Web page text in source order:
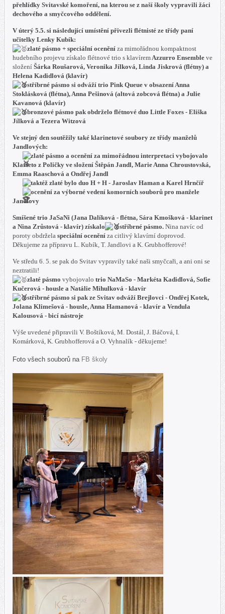
přehlídky Svitavské komoření, na kterou se z naší školy vypravili žáci
dechového a smyčcového oddělení.
V úterý 5.5. si následující umístění přivezli flétnisté ze třídy paní
učitelky Lenky Kubík:
zlaté pásmo + speciální ocenění za mimořádnou kompaktnost
hudebního projevu získalo flétnové trio s klavírem Azzurro Ensemble ve
složení Šárka Roušarová, Veronika Jílková, Linda Jiskrová (flétny) a
Helena Kadidlová (klavír)
stříbrné pásmo si odváží trio Pink Queue v obsazení Anna
Stoklásková (flétna), Anna Pešinová (altová zobcová flétna) a Julie
Kavanová (klavír)
bronzové pásmo pak obdrželo flétnové duo Little Foxes - Eliška
Jílková a Tezera Witzová
Ve stejný den soutěžily také klarinetové soubory ze třídy manželů
Jandlových:
zlaté pásmo a ocenění za mimořádnou interpretaci vybojovalo
Klarteto z Poličky ve složení Štěpán Jandl, Marie Anna Chroustovská,
Emma Raaschová a Ondřej Jandl
taktéž zlaté bylo duo H + H - Jaroslav Haman a Karel Hrnčíř
ocenění za výborné vedení komorních souborů pro manžele
Jandlovy
Smíšené trio JaSaNi (Jana Dalíková - flétna, Sára Kmošková - klarinet
a Nina Zrůstová - klavír) získalo
stříbrné pásmo. Nina navíc od
poroty obdržela speciální ocenění za citlivý klavírní doprovod.
Děkujeme za přípravu L. Kubík, T. Jandlovi a K. Grubhofferové!
Ve středu 6. 5. se pak do Svitav vypravily také naši smyčcaři, a ani oni se
neztratili!
zlaté pásmo vybojovalo trio NaMaSo - Markéta Kadidlová, Sofie
Kučerová - housle a Natálie Mihulková - klavír
stříbrné pásmo si pak ze Svitav odváží Brejlovci - Ondřej Kotek,
Jolana Klimešová - housle, Anna Hamanová - klavír a Vendula
Kalousová - bicí nástroje
Výše uvedené připravili V. Boštíková, M. Dostál, J. Báčová, I.
Komárková, K. Grubhofferová a O. Vyhnalík - děkujeme!
Foto všech souborů na FB školy